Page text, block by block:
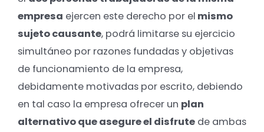
empresa ejercen este derecho por el mismo
sujeto causante, podrá limitarse su ejercicio
simultáneo por razones fundadas y objetivas
de funcionamiento de la empresa,
debidamente motivadas por escrito, debiendo
en tal caso la empresa ofrecer un plan
alternativo que asegure el disfrute de ambas